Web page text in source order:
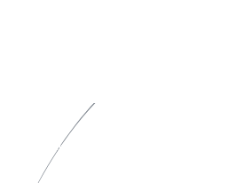
Instagram